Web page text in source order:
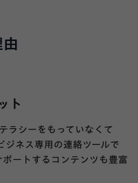
ト
ラシーをもっていなくて
ジネス専用の連絡ツールで
ートするコンテンツも豊富